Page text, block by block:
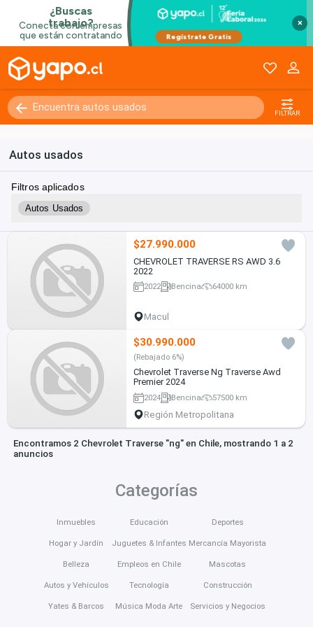
×
FILTRAR
Autos usados
Filtros aplicados
Autos Usados
$27.990.000
CHEVROLET TRAVERSE RS AWD 3.6
2022
2022 Bencina 64000 km
Macul
$30.990.000
(Rebajado 6%)
Chevrolet Traverse Ng Traverse Awd
Premier 2024
2024 Bencina 57500 km
Región Metropolitana
Encontramos 2 Chevrolet Traverse "ng" en Chile, mostrando 1 a 2
anuncios
Categorías
Inmuebles
Hogar y Jardín
Belleza
Autos y Vehículos
Yates & Barcos
Educación
Juguetes & Infantes
Empleos en Chile
Tecnología
Música Moda Arte
Deportes
Mercancía Mayorista
Mascotas
Construcción
Servicios y Negocios